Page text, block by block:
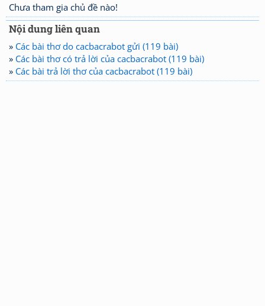
Chưa tham gia chủ đề nào!
Nội dung liên quan
» Các bài thơ do cacbacrabot gửi (119 bài)
» Các bài thơ có trả lời của cacbacrabot (119 bài)
» Các bài trả lời thơ của cacbacrabot (119 bài)